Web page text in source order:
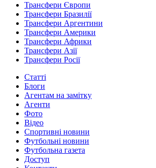
Трансфери Європи
Трансфери Бразилії
Трансфери Аргентини
Трансфери Америки
Трансфери Африки
Трансфери Азії
Трансфери Росії
Статті
Блоги
Агентам на замітку
Агенти
Фото
Відео
Спортивні новини
Футбольні новини
Футбольна газета
Доступ